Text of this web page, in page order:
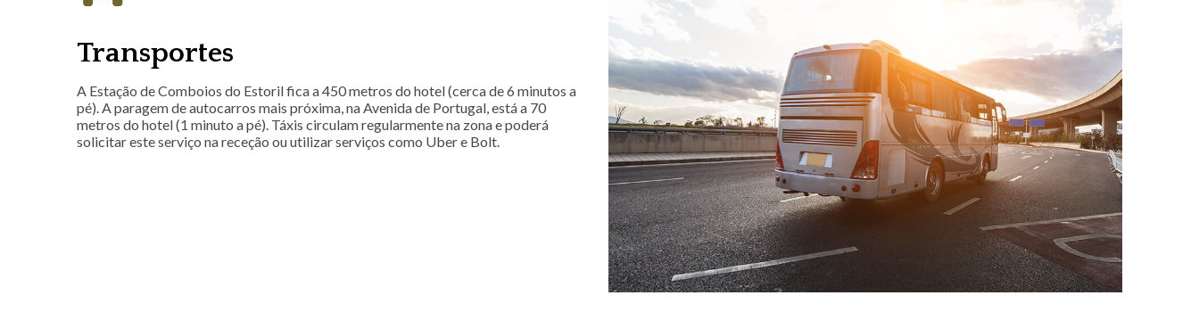
Transportes
A Estação de Comboios do Estoril fica a 450 metros do hotel (cerca de 6 minutos a
pé). A paragem de autocarros mais próxima, na Avenida de Portugal, está a 70
metros do hotel (1 minuto a pé). Táxis circulam regularmente na zona e poderá
solicitar este serviço na receção ou utilizar serviços como Uber e Bolt.